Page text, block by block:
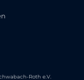
Roth e.V.